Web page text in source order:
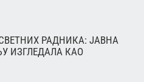
РАДНИКА: ЈАВНА
ИЗГЛЕДАЛА КАО